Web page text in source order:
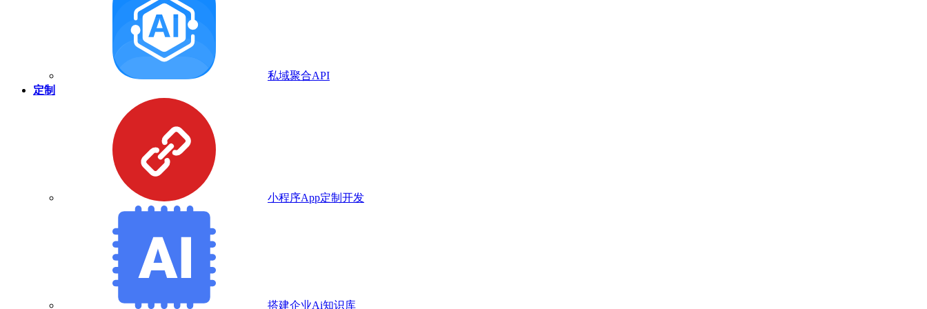
私域聚合API
定制
小程序App定制开发
搭建企业Ai知识库